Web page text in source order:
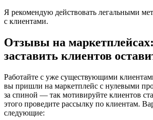
Я рекомендую действовать легальными
с клиентами.
Отзывы на
заставить клиентов
Работайте с уже существующими
вы пришли на маркетплейс с нулевыми
за спиной — так мотивируйте клиентов
этого проведите рассылку по клиентам.
следующие: